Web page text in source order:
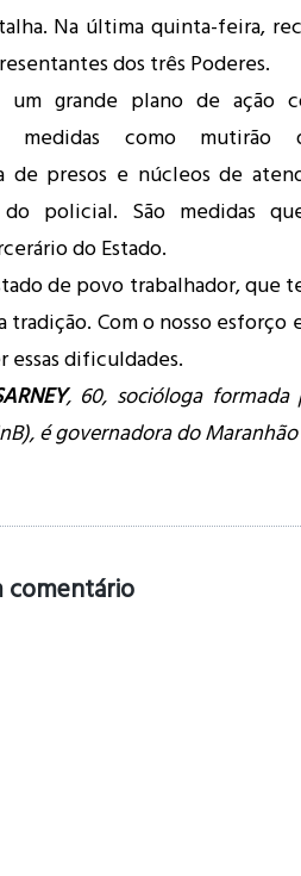
Na última quinta-feira,
dos três Poderes.
um grande plano de ação
medidas como mutirão
de presos e núcleos de
do policial. São medidas
do Estado.
de povo trabalhador, que
tradição. Com o nosso esforço
essas dificuldades.
, 60, socióloga formada
é governadora do
comentário